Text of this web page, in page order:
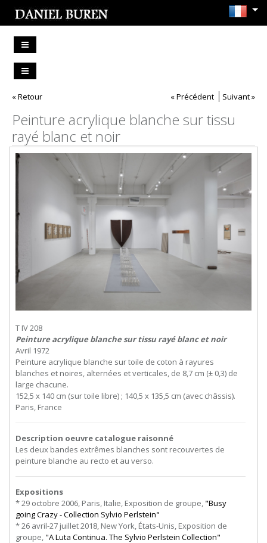
« Retour « Précédent Suivant »
Peinture acrylique blanche sur tissu
rayé blanc et noir
T IV 208
Peinture acrylique blanche sur tissu rayé blanc et noir
Avril 1972
Peinture acrylique blanche sur toile de coton à rayures
blanches et noires, alternées et verticales, de 8,7 cm (± 0,3) de
large chacune.
152,5 x 140 cm (sur toile libre) ; 140,5 x 135,5 cm (avec châssis).
Paris, France
Description oeuvre catalogue raisonné
Les deux bandes extrêmes blanches sont recouvertes de
peinture blanche au recto et au verso.
Expositions
* 29 octobre 2006, Paris, Italie, Exposition de groupe, "Busy
going Crazy - Collection Sylvio Perlstein"
* 26 avril-27 juillet 2018, New York, États-Unis, Exposition de
groupe, "A Luta Continua. The Sylvio Perlstein Collection"